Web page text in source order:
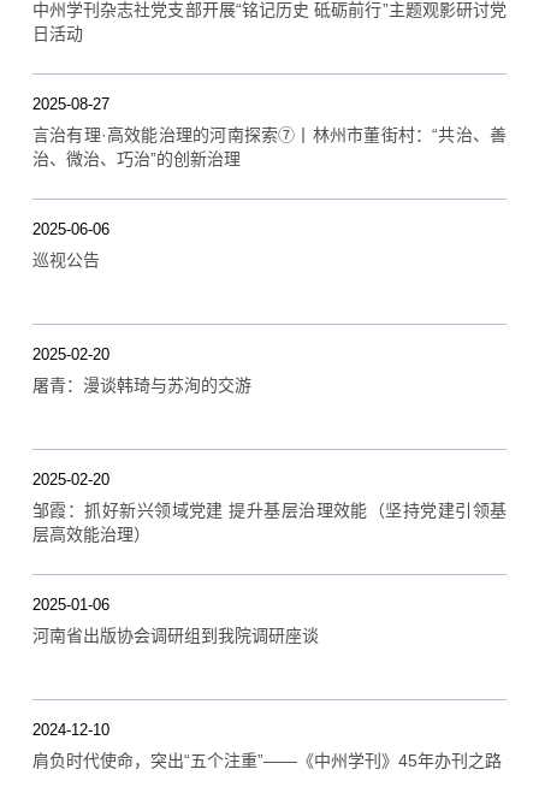
中州学刊杂志社党支部开展“铭记历史 砥砺前行”主题观影研讨党
日活动
2025-08-27
言治有理·高效能治理的河南探索⑦丨林州市董街村：“共治、善
治、微治、巧治”的创新治理
2025-06-06
巡视公告
2025-02-20
屠青：漫谈韩琦与苏洵的交游
2025-02-20
邹霞：抓好新兴领域党建 提升基层治理效能（坚持党建引领基
层高效能治理）
2025-01-06
河南省出版协会调研组到我院调研座谈
2024-12-10
肩负时代使命，突出“五个注重”——《中州学刊》45年办刊之路